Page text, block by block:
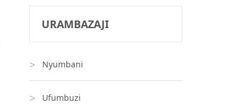
URAMBAZAJI
Nyumbani
Ufumbuzi